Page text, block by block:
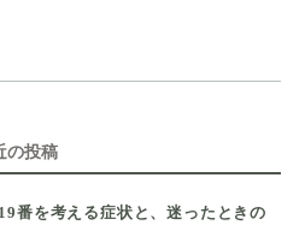
の投稿
番を考える症状と、迷ったときの